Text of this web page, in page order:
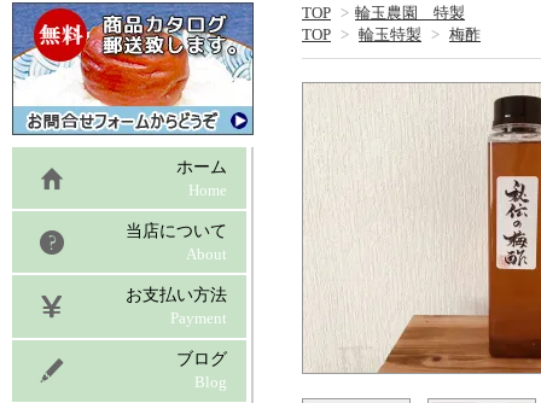
TOP > 輪玉農園 特製
TOP > 輪玉特製 > 梅酢
ホーム
Home
当店について
About
お支払い方法
Payment
ブログ
Blog